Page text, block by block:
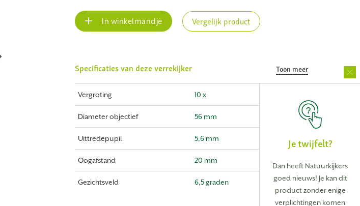
In winkelmandje Vergelijk product
Specificaties van deze verrekijker Toon meer
Vergroting 10 x
Diameter objectief 56 mm
Uittredepupil 5,6 mm
Oogafstand 20 mm
Gezichtsveld 6,5 graden
Je twijfelt?
Dan heeft Natuurkijkers
goed nieuws! Je kan dit
product zonder enige
verplichtingen komen